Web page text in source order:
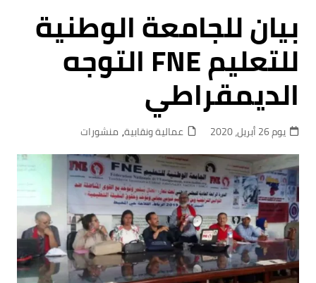
بيان للجامعة الوطنية
للتعليم FNE التوجه
الديمقراطي
يوم 26 أبريل، 2020 عمالية ونقابية,منشورات